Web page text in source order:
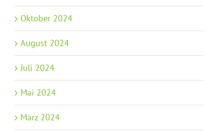
Oktober 2024
August 2024
Juli 2024
Mai 2024
März 2024